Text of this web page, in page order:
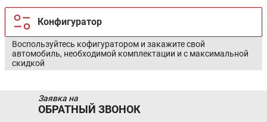
Конфигуратор
Воспользуйтесь кофигуратором и закажите свой
автомобиль, необходимой комплектации и с максимальной
скидкой
Заявка на
ОБРАТНЫЙ ЗВОНОК